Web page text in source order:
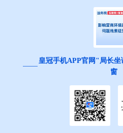
皇冠手机APP官网"局长
窗